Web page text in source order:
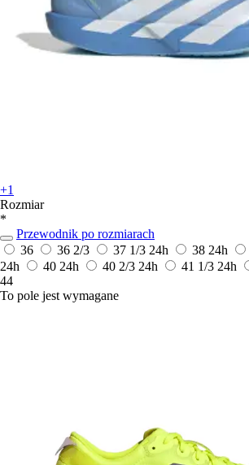
+1
Rozmiar
*
Przewodnik po rozmiarach
36
36 2/3 37 1/3 24h 38 24h
24h
40 24h 40 2/3 24h 41 1/3 24h
44
To pole jest wymagane